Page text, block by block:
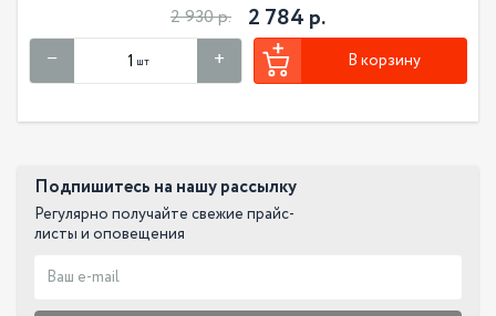
2 930 р. 2 784 р.
шт В корзину
Подпишитесь на нашу рассылку
Регулярно получайте свежие прайс-
листы и оповещения